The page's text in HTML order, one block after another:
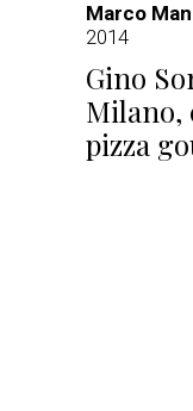
Marco
2014
Gino
Milano,
pizza